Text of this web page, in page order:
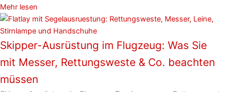
Mehr lesen
Skipper-Ausrüstung im Flugzeug: Was Sie
mit Messer, Rettungsweste & Co. beachten
müssen